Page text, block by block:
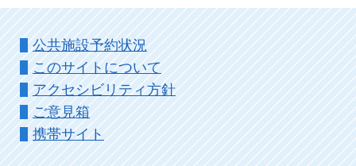
公共施設予約状況
このサイトについて
アクセシビリティ方針
ご意見箱
携帯サイト